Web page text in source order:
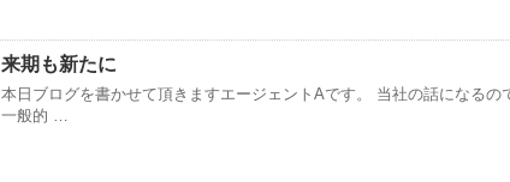
来期も新たに
本日ブログを書かせて頂きますエージェントAです。 当社の話になるの
一般的 …